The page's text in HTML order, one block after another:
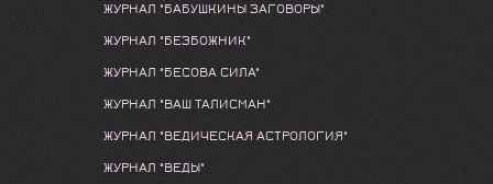
ЖУРНАЛ "БАБУШКИНЫ ЗАГОВОРЫ"
ЖУРНАЛ "БЕЗБОЖНИК"
ЖУРНАЛ "БЕСОВА СИЛА"
ЖУРНАЛ "ВАШ ТАЛИСМАН"
ЖУРНАЛ "ВЕДИЧЕСКАЯ АСТРОЛОГИЯ"
ЖУРНАЛ "ВЕДЫ"